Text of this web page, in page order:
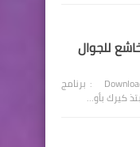
للجوال
تحميل برنامج المؤذن خاشع للجوال Download khashee : برنامج
كيرك بأو…